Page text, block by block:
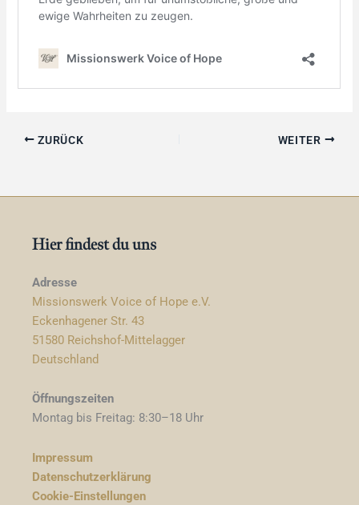
ZURÜCK WEITER
Hier findest du uns
Adresse
Missionswerk Voice of Hope e.V.
Eckenhagener Str. 43
51580 Reichshof-Mittelagger
Deutschland
Öffnungszeiten
Montag bis Freitag: 8:30–18 Uhr
Impressum
Datenschutzerklärung
Cookie-Einstellungen